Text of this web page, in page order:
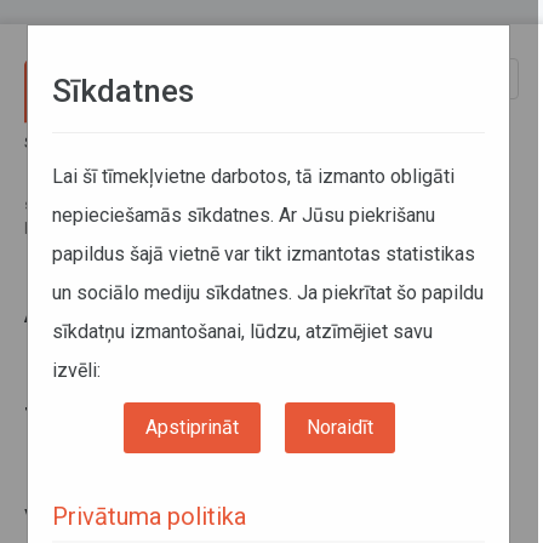
Sākums
Atgādinām, ka ikvienai pašvaldībai, kas veic skolēnu pārvadājumus ar
saviem transportlīdzekļiem, ir nepieciešams sertifikāts pasažieru
pašpārvadājumu veikšanai
Atgādinām, ka ikvienai
pašvaldībai, kas veic skolēnu
pārvadājumus ar saviem
transportlīdzekļiem, ir
nepieciešams sertifikāts
veikšanai
Sīkdatnes
Lai šī tīmekļvietne darbotos, tā izmanto obligāti
nepieciešamās sīkdatnes. Ar Jūsu piekrišanu
papildus šajā vietnē var tikt izmantotas statistikas
un sociālo mediju sīkdatnes. Ja piekrītat šo papildu
sīkdatņu izmantošanai, lūdzu, atzīmējiet savu
izvēli:
Apstiprināt Noraidīt
Privātuma politika